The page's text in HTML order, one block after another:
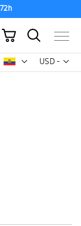
USD -
dólar
Mi carrito